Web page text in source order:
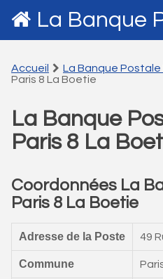
La Banque
Accueil La Banque Postale
Paris 8 La Boetie
La Banque
Paris 8 La
Coordonnées La
Paris 8 La Boetie
Adresse de la Poste 49
Commune